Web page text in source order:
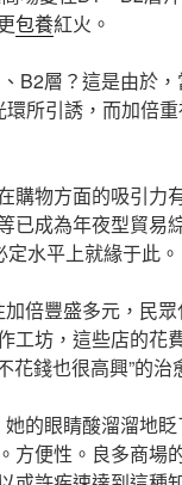
包養紅火。
B2層？這是由於
所引誘，而加倍
物方面的吸引力
已成為年夜型貿易
水平上就緣于此。
倍豐盛多元，民
坊，這些店的花
花錢也很高興”的治
的眼睛酸溜溜地
便性。良多商場